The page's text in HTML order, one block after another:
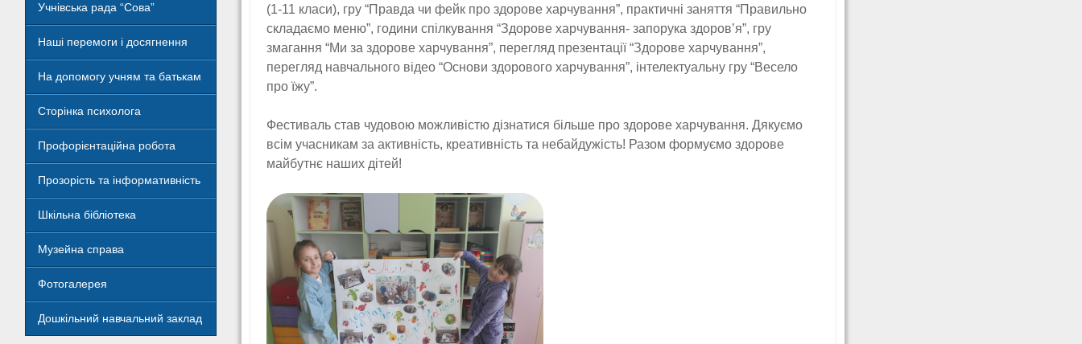
Учнівська рада “Сова”
Наші перемоги і досягнення
На допомогу учням та батькам
Сторінка психолога
Профорієнтаційна робота
Прозорість та інформативність
Шкільна бібліотека
Музейна справа
Фотогалерея
Дошкільний навчальний заклад
(1-11 класи), гру “Правда чи фейк про здорове харчування”, практичні заняття “Правильно
складаємо меню”, години спілкування “Здорове харчування- запорука здоровʼя”, гру
змагання “Ми за здорове харчування”, перегляд презентації “Здорове харчування”,
перегляд навчального відео “Основи здорового харчування”, інтелектуальну гру “Весело
про їжу”.
Фестиваль став чудовою можливістю дізнатися більше про здорове харчування. Дякуємо
всім учасникам за активність, креативність та небайдужість! Разом формуємо здорове
майбутнє наших дітей!